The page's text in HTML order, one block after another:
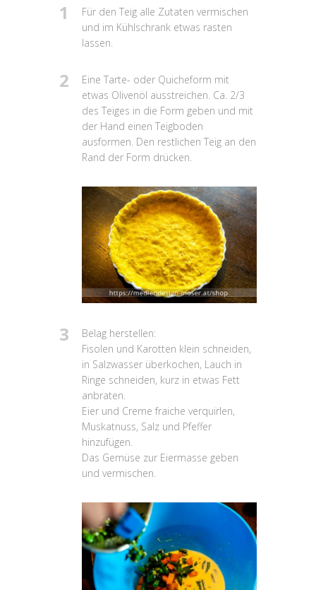
1
Für den Teig alle Zutaten vermischen
und im Kühlschrank etwas rasten
lassen.
2
Eine Tarte- oder Quicheform mit
etwas Olivenöl ausstreichen. Ca. 2/3
des Teiges in die Form geben und mit
der Hand einen Teigboden
ausformen. Den restlichen Teig an den
Rand der Form drücken.
3
Belag herstellen:
Fisolen und Karotten klein schneiden,
in Salzwasser überkochen, Lauch in
Ringe schneiden, kurz in etwas Fett
anbraten.
Eier und Creme fraiche verquirlen,
Muskatnuss, Salz und Pfeffer
hinzufügen.
Das Gemüse zur Eiermasse geben
und vermischen.